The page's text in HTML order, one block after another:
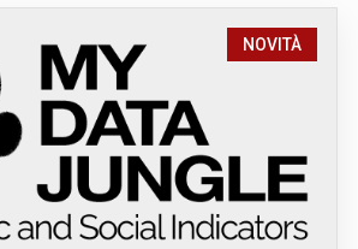
NOVITÀ